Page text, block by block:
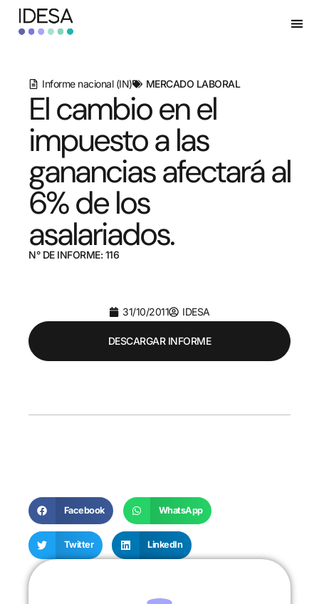
Informe nacional (IN) MERCADO LABORAL
El cambio en el
impuesto a las
ganancias afectará al
6% de los
asalariados.
N° DE INFORME: 116
31/10/2011 IDESA
DESCARGAR INFORME
Facebook WhatsApp
Twitter LinkedIn